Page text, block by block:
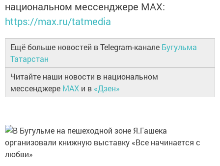
национальном мессенджере MАХ:
https://max.ru/tatmedia
Ещё больше новостей в Telegram-канале Бугульма
Татарстан
Читайте наши новости в национальном
мессенджере MAX и в «Дзен»